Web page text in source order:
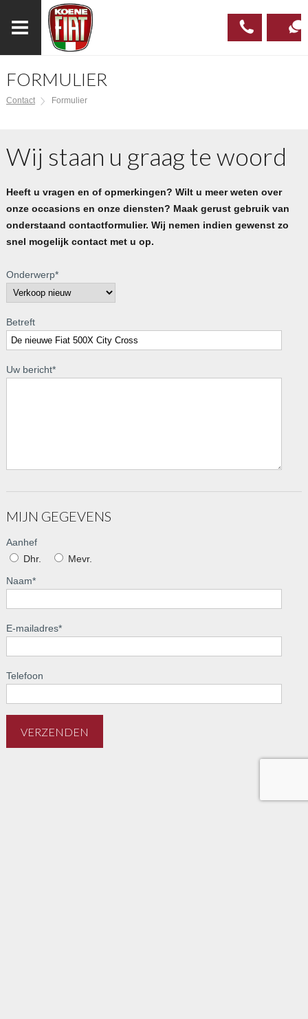
FORMULIER
Contact Formulier
Wij staan u graag te woord
Heeft u vragen en of opmerkingen? Wilt u meer weten over
onze occasions en onze diensten? Maak gerust gebruik van
onderstaand contactformulier. Wij nemen indien gewenst zo
snel mogelijk contact met u op.
Onderwerp*
Betreft
Uw bericht*
MIJN GEGEVENS
Aanhef
Dhr.
Mevr.
Naam*
E-mailadres*
Telefoon